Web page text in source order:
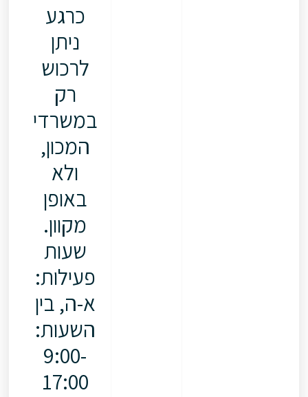
כרגע
ניתן
לרכוש
רק
במשרדי
המכון,
ולא
באופן
מקוון.
שעות
פעילות:
א-ה, בין
השעות:
9:00-
17:00